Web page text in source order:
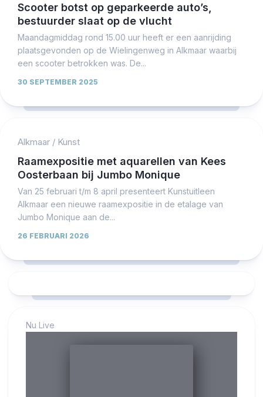
Scooter botst op geparkeerde auto’s,
bestuurder slaat op de vlucht
Maandagmiddag rond 15.00 uur heeft er een aanrijding
plaatsgevonden op de Wielingenweg in Alkmaar waarbij
een scooter betrokken was. De...
30 SEPTEMBER 2025
Alkmaar / Kunst
Raamexpositie met aquarellen van Kees
Oosterbaan bij Jumbo Monique
Van 25 februari t/m 8 april presenteert Kunstuitleen
Alkmaar een nieuwe raamexpositie in de etalage van
Jumbo Monique aan de...
26 FEBRUARI 2026
Nu Live